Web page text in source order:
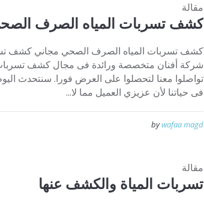
مقالة
كشف تسربات المياه الصرف
شركة أفنان متخصصة ورائدة فى مجال كشف تسربات
تواصلوا معنا لتحصلوا على العرض فورا. سنتحدث
فى حياتنا لأن عزيزي العميل مما لا...
bywafaa magd
مقالة
تسربات المياة والكشف عنها